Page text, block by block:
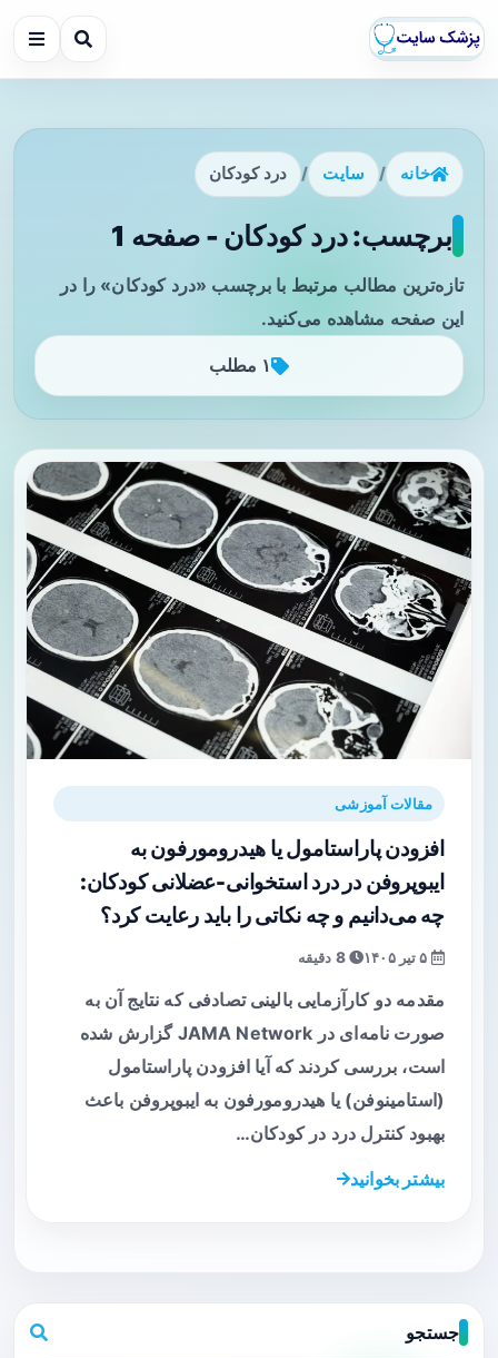
خانه / سایت / درد کودکان
برچسب: درد کودکان - صفحه 1
تازه‌ترین مطالب مرتبط با برچسب «درد کودکان» را در
این صفحه مشاهده می‌کنید.
۱ مطلب
مقالات آموزشی
افزودن پاراستامول یا هیدرومورفون به
ایبوپروفن در درد استخوانی-عضلانی کودکان:
چه می‌دانیم و چه نکاتی را باید رعایت کرد؟
8 دقیقه
مقدمه دو کارآزمایی بالینی تصادفی که نتایج آن به
صورت نامه‌ای در JAMA Network گزارش شده
است، بررسی کردند که آیا افزودن پاراستامول
(استامینوفن) یا هیدرومورفون به ایبوپروفن باعث
بهبود کنترل درد در کودکان…
بیشتر بخوانید
جستجو